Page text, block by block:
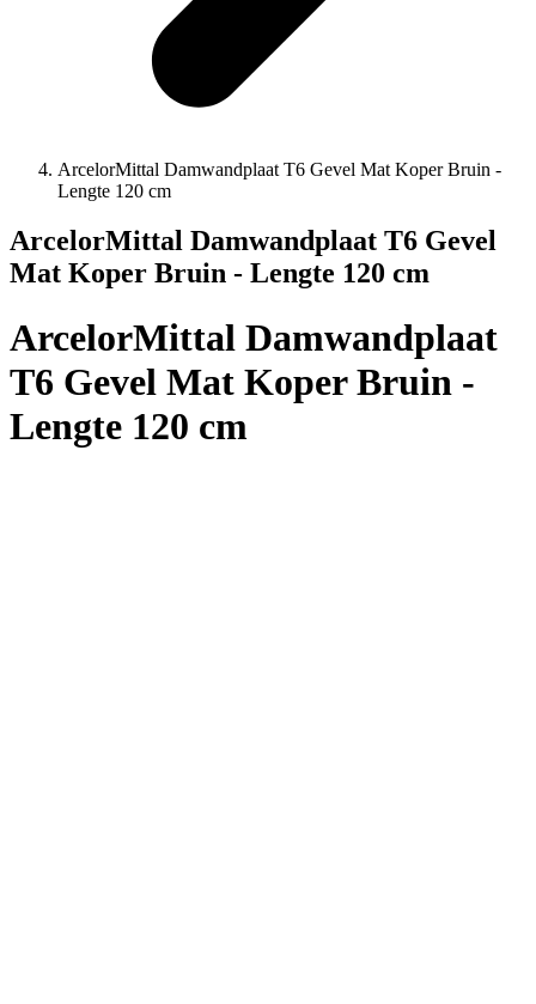
ArcelorMittal Damwandplaat T6 Gevel Mat Koper Bruin -
Lengte 120 cm
ArcelorMittal Damwandplaat T6 Gevel
Mat Koper Bruin - Lengte 120 cm
ArcelorMittal Damwandplaat
T6 Gevel Mat Koper Bruin -
Lengte 120 cm